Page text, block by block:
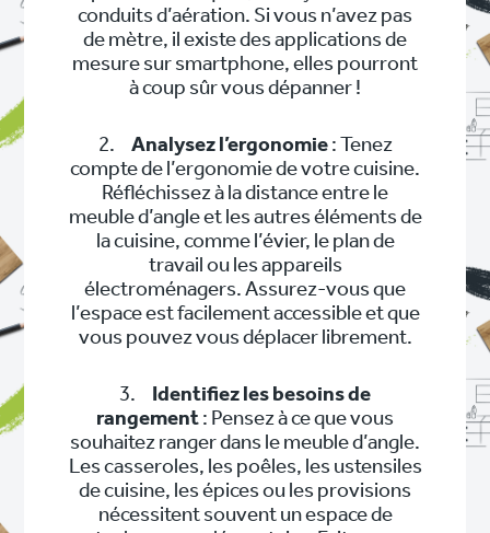
conduits d’aération. Si vous n’avez pas
de mètre, il existe des applications de
mesure sur smartphone, elles pourront
à coup sûr vous dépanner !
2. Analysez l’ergonomie: Tenez
compte de l’ergonomie de votre cuisine.
Réfléchissez à la distance entre le
meuble d’angle et les autres éléments de
la cuisine, comme l’évier, le plan de
travail ou les appareils
électroménagers. Assurez-vous que
l’espace est facilement accessible et que
vous pouvez vous déplacer librement.
3.
Identifiez les besoins de
rangement : Pensez à ce que vous
souhaitez ranger dans le meuble d’angle.
Les casseroles, les poêles, les ustensiles
de cuisine, les épices ou les provisions
nécessitent souvent un espace de